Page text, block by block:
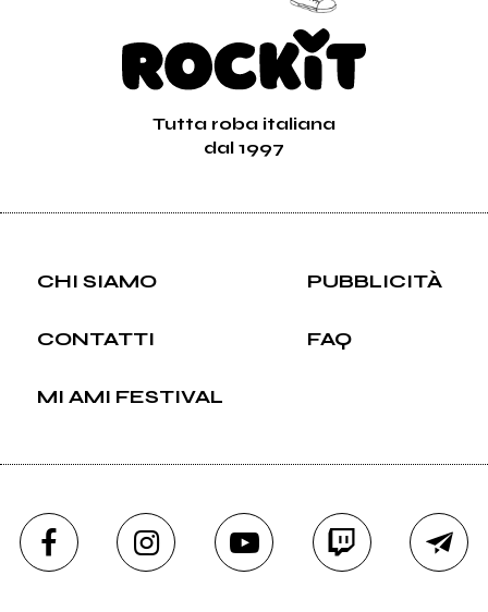
Tutta roba italiana
dal 1997
CHI SIAMO PUBBLICITÀ
CONTATTI FAQ
MI AMI FESTIVAL